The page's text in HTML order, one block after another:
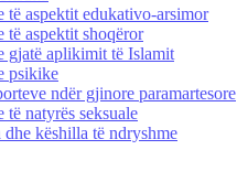
të aspektit edukativo-arsimor
të aspektit shoqëror
gjatë aplikimit të Islamit
psikike
ndër gjinore paramartesore
të natyrës seksuale
këshilla të ndryshme